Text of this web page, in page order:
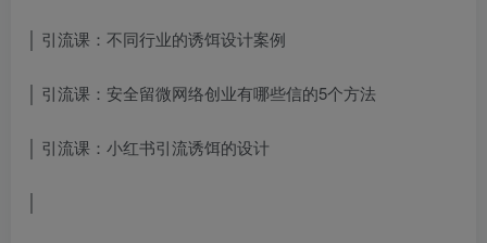
│ 引流课：不同行业的诱饵设计案例
│ 引流课：安全留微网络创业有哪些信的5个方法
│ 引流课：小红书引流诱饵的设计
│